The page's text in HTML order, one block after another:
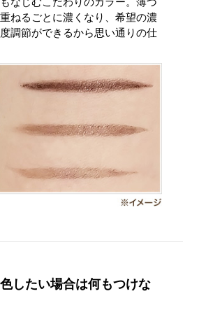
ねるごとに濃くなり、希望の濃
調節ができるから思い通りの仕
したい場合は何もつけな